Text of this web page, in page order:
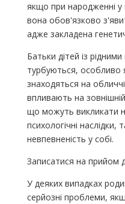
якщо при народженні
вона обов'язково
адже закладена
Батьки дітей із
турбуються, особливо
знаходяться на
впливають на
що можуть викликати
психологічні наслідки,
невпевненість у собі.
Записатися на прийом
У деяких випадках
серйозні проблеми,